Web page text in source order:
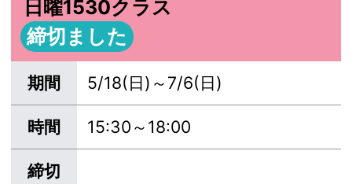
日曜1530クラス
締切ました
期間 5/18(日)～7/6(日)
時間 15:30～18:00
締切